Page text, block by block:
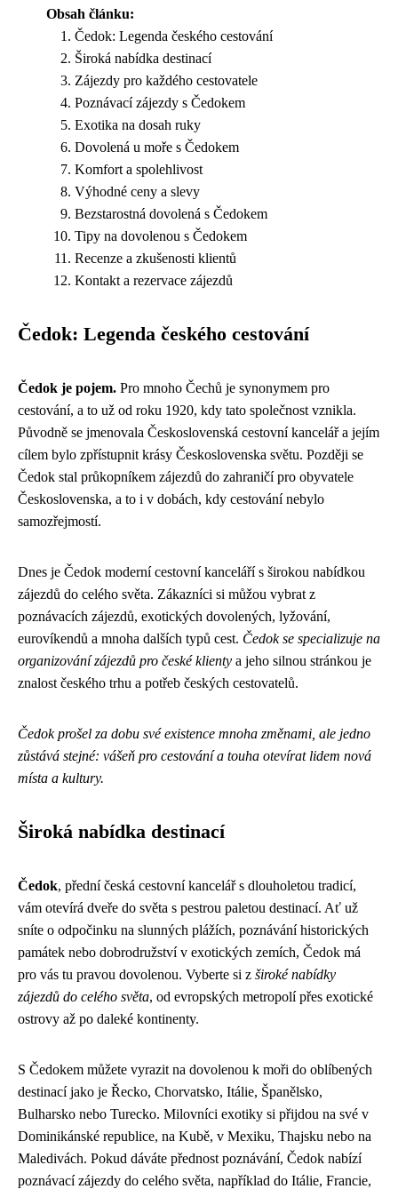
Obsah článku:
Čedok: Legenda českého cestování
Široká nabídka destinací
Zájezdy pro každého cestovatele
Poznávací zájezdy s Čedokem
Exotika na dosah ruky
Dovolená u moře s Čedokem
Komfort a spolehlivost
Výhodné ceny a slevy
Bezstarostná dovolená s Čedokem
Tipy na dovolenou s Čedokem
Recenze a zkušenosti klientů
Kontakt a rezervace zájezdů
Čedok: Legenda českého cestování
Čedok je pojem. Pro mnoho Čechů je synonymem pro
cestování, a to už od roku 1920, kdy tato společnost vznikla.
Původně se jmenovala Československá cestovní kancelář a jejím
cílem bylo zpřístupnit krásy Československa světu. Později se
Čedok stal průkopníkem zájezdů do zahraničí pro obyvatele
Československa, a to i v dobách, kdy cestování nebylo
samozřejmostí.
Dnes je Čedok moderní cestovní kanceláří s širokou nabídkou
zájezdů do celého světa. Zákazníci si můžou vybrat z
poznávacích zájezdů, exotických dovolených, lyžování,
eurovíkendů a mnoha dalších typů cest. Čedok se specializuje na
organizování zájezdů pro české klienty a jeho silnou stránkou je
znalost českého trhu a potřeb českých cestovatelů.
Čedok prošel za dobu své existence mnoha změnami, ale jedno
zůstává stejné: vášeň pro cestování a touha otevírat lidem nová
místa a kultury.
Široká nabídka destinací
Čedok, přední česká cestovní kancelář s dlouholetou tradicí,
vám otevírá dveře do světa s pestrou paletou destinací. Ať už
sníte o odpočinku na slunných plážích, poznávání historických
památek nebo dobrodružství v exotických zemích, Čedok má
pro vás tu pravou dovolenou. Vyberte si z široké nabídky
zájezdů do celého světa, od evropských metropolí přes exotické
ostrovy až po daleké kontinenty.
S Čedokem můžete vyrazit na dovolenou k moři do oblíbených
destinací jako je Řecko, Chorvatsko, Itálie, Španělsko,
Bulharsko nebo Turecko. Milovníci exotiky si přijdou na své v
Dominikánské republice, na Kubě, v Mexiku, Thajsku nebo na
Maledivách. Pokud dáváte přednost poznávání, Čedok nabízí
poznávací zájezdy do celého světa, například do Itálie, Francie,